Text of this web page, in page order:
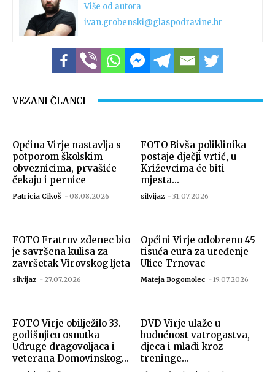
Više od autora
ivan.grobenski@glaspodravine.hr
VEZANI ČLANCI
Općina Virje nastavlja s
potporom školskim
obveznicima, prvašiće
čekaju i pernice
Patricia Cikoš - 08.08.2026
FOTO Bivša poliklinika
postaje dječji vrtić, u
Križevcima će biti
mjesta...
silvijaz - 31.07.2026
FOTO Fratrov zdenec bio
je savršena kulisa za
završetak Virovskog ljeta
silvijaz - 27.07.2026
Općini Virje odobreno 45
tisuća eura za uređenje
Ulice Trnovac
Mateja Bogomolec - 19.07.2026
FOTO Virje obilježilo 33.
godišnjicu osnutka
Udruge dragovoljaca i
veterana Domovinskog...
DVD Virje ulaže u
budućnost vatrogastva,
djeca i mladi kroz
treninge...